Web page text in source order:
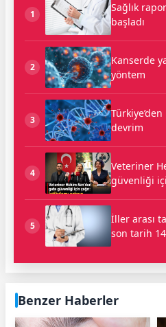
1
Sağlık
başladı
2
Kanserde
yöntem
3
devrim
4
Veteriner
güvenliği
5
İller arası
son tarih
Benzer Haberler